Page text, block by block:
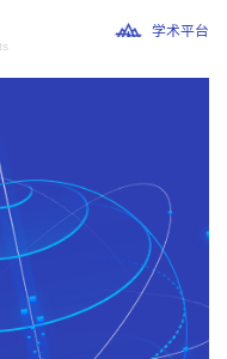
学术平台
, 卢学金, 乔乐, 付晓辉,
忠, 李阳 and 凌宗
lunar soils. Science
建平, 程维明, 李勃, 张江,
晟, 齐晓彬, 赵紫旭, 郭弟均,